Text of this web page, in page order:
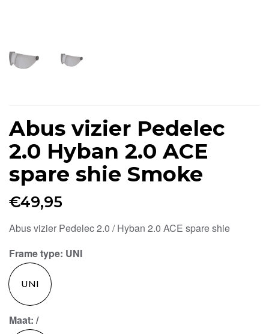
Abus vizier Pedelec
2.0 Hyban 2.0 ACE
spare shie Smoke
€49,95
Abus vizier Pedelec 2.0 / Hyban 2.0 ACE spare shie
Frame type: UNI
UNI
Maat: /